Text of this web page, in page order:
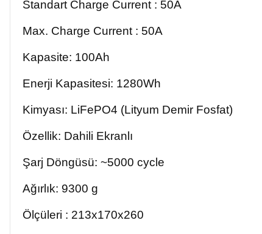
Standart Charge Current : 50A
Max. Charge Current : 50A
Kapasite: 100Ah
Enerji Kapasitesi: 1280Wh
Kimyası: LiFePO4 (Lityum Demir Fosfat)
Özellik: Dahili Ekranlı
Şarj Döngüsü: ~5000 cycle
Ağırlık: 9300 g
Ölçüleri : 213x170x260